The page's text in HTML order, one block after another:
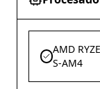
AMD
S-AM4